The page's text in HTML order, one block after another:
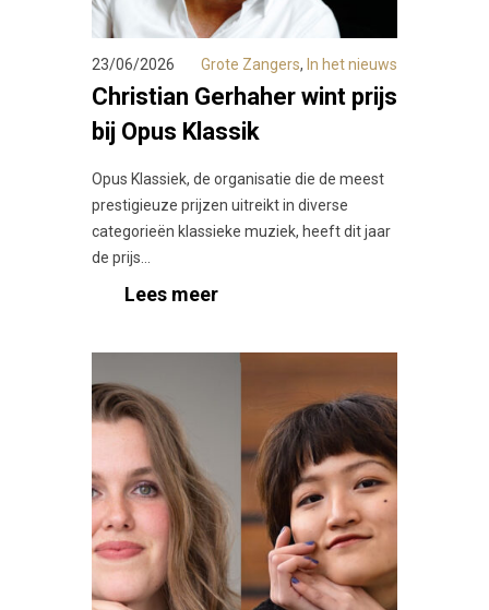
23/06/2026 Grote Zangers, In het nieuws
Christian Gerhaher wint prijs
bij Opus Klassik
Opus Klassiek, de organisatie die de meest
prestigieuze prijzen uitreikt in diverse
categorieën klassieke muziek, heeft dit jaar
de prijs...
Lees meer